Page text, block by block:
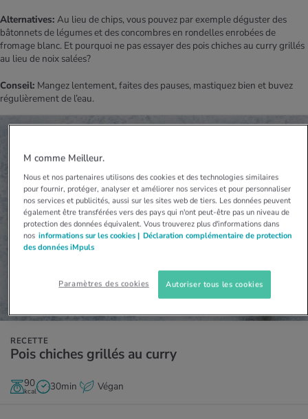
RECETTE
Pois chiches grillés au curry
90
kcal 30min Végan
Alternatives: Au lieu de chips, vous pouvez par exemple déguster des
bâtonnets de légumes et des concombres en rondelles enrobées de
fromage blanc. Et pourquoi ne pas essayer des pois chiches au curry grillés
au lieu de noix salées?
Conseil: Mangez lentement, faites des pauses, mastiquez bien et buvez
régulièrement de l’eau.
M comme Meilleur.
Nous et nos partenaires utilisons des cookies et des technologies similaires
pour fournir, protéger, analyser et améliorer nos services et pour personnaliser
nos services et publicités, aussi sur les sites web de tiers. Les données peuvent
également être transférées vers des pays qui n'ont peut-être pas un niveau de
protection des données équivalent. Vous trouverez plus d'informations dans
nos informations sur les cookies | Déclaration complémentaire de protection
des données iMpuls
Paramètres des cookies Autoriser tous les cookies